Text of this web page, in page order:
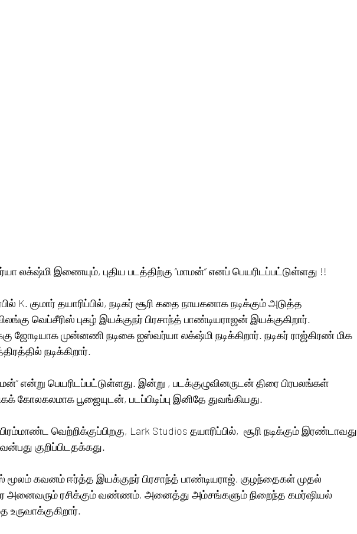
நடிகர் சூரி, ஐஸ்வர்யா லக்‌ஷ்மி இணையும், புதிய படத்திற்கு “மாமன்” எனப் பெயரிடப்பட்டுள்ளது !!
K. குமார் தயாரிப்பில், நடிகர் சூரி கதை நாயகனாக நடிக்கும் அடுத்த
வெப்சீரிஸ் புகழ் இயக்குநர் பிரசாந்த் பாண்டியராஜன் இயக்குகிறார்.
முன்னணி நடிகை ஐஸ்வர்யா லக்‌ஷ்மி நடிக்கிறார். நடிகர் ராஜ்கிரண் மிக
நடிக்கிறார்.
என்று பெயரிடப்பட்டுள்ளது. இன்று , படக்குழுவினருடன் திரை பிரபலங்கள்
கோலகலமாக பூஜையுடன், படப்பிடிப்பு இனிதே துவங்கியது.
வெற்றிக்குப்பிறகு, Lark Studios தயாரிப்பில்,  சூரி நடிக்கும் இரண்டாவது
குறிப்பிடதக்கது.
மூலம் கவனம் ஈர்த்த இயக்குநர் பிரசாந்த் பாண்டியராஜ், குழந்தைகள் முதல்
அனைவரும் ரசிக்கும் வண்ணம், அனைத்து அம்சங்களும் நிறைந்த கமர்ஷியல்